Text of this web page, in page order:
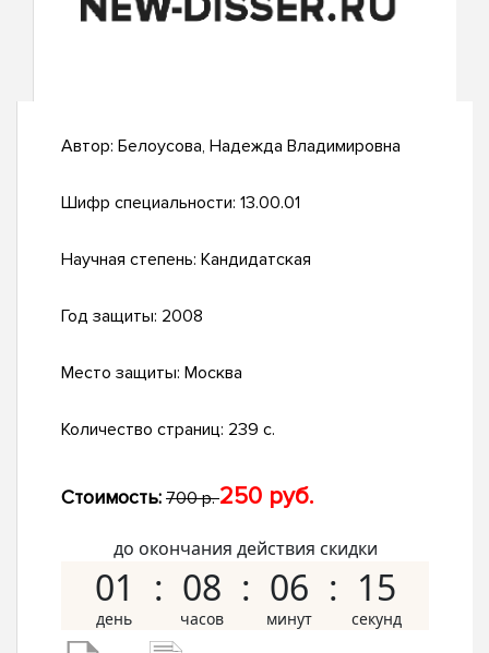
Автор: Белоусова, Надежда Владимировна
Шифр специальности: 13.00.01
Научная степень: Кандидатская
Год защиты: 2008
Место защиты: Москва
Количество страниц: 239 с.
Стоимость: 700 р.250 руб.
до окончания действия скидки
01 08 06 14